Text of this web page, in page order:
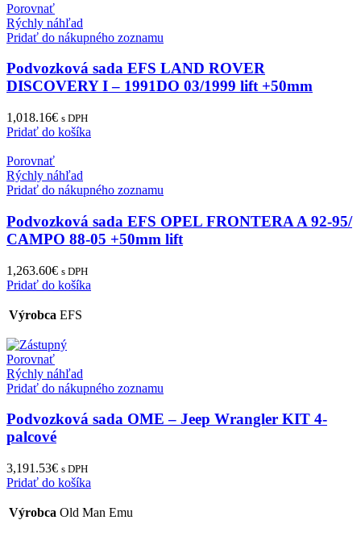
Porovnať
Rýchly náhľad
Pridať do nákupného zoznamu
Podvozková sada EFS LAND ROVER
DISCOVERY I – 1991DO 03/1999 lift +50mm
1,018.16€ s DPH
Pridať do košíka
Porovnať
Rýchly náhľad
Pridať do nákupného zoznamu
Podvozková sada EFS OPEL FRONTERA A 92-95/
CAMPO 88-05 +50mm lift
1,263.60€ s DPH
Pridať do košíka
Výrobca EFS
Porovnať
Rýchly náhľad
Pridať do nákupného zoznamu
Podvozková sada OME – Jeep Wrangler KIT 4-
palcové
3,191.53€ s DPH
Pridať do košíka
Výrobca Old Man Emu